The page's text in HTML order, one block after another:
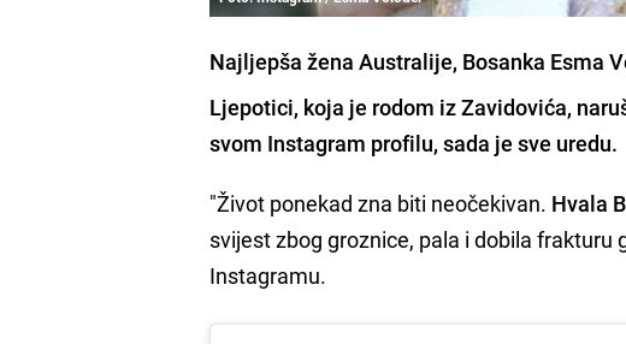
Najljepša žena Australije, Bosanka Esma
Ljepotici, koja je rodom iz Zavidovića,
svom Instagram profilu, sada je sve uredu.
"Život ponekad zna biti neočekivan. Hvala
svijest zbog groznice, pala i dobila frakturu
Instagramu.